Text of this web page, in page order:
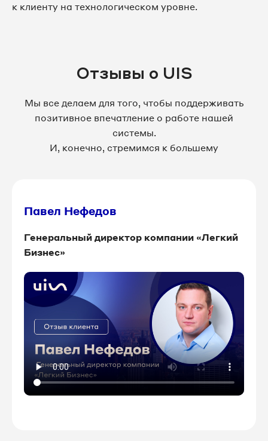
к клиенту на технологическом уровне.
Отзывы о UIS
Мы все делаем для того, чтобы поддерживать
позитивное впечатление о работе нашей
системы.
И, конечно, стремимся к большему
Павел Нефедов
Генеральный директор компании «Легкий
Бизнес»